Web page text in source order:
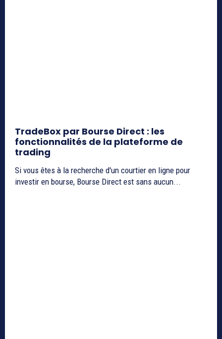
TradeBox par Bourse Direct : les
fonctionnalités de la plateforme de
trading
Si vous êtes à la recherche d'un courtier en ligne pour
investir en bourse, Bourse Direct est sans aucun...